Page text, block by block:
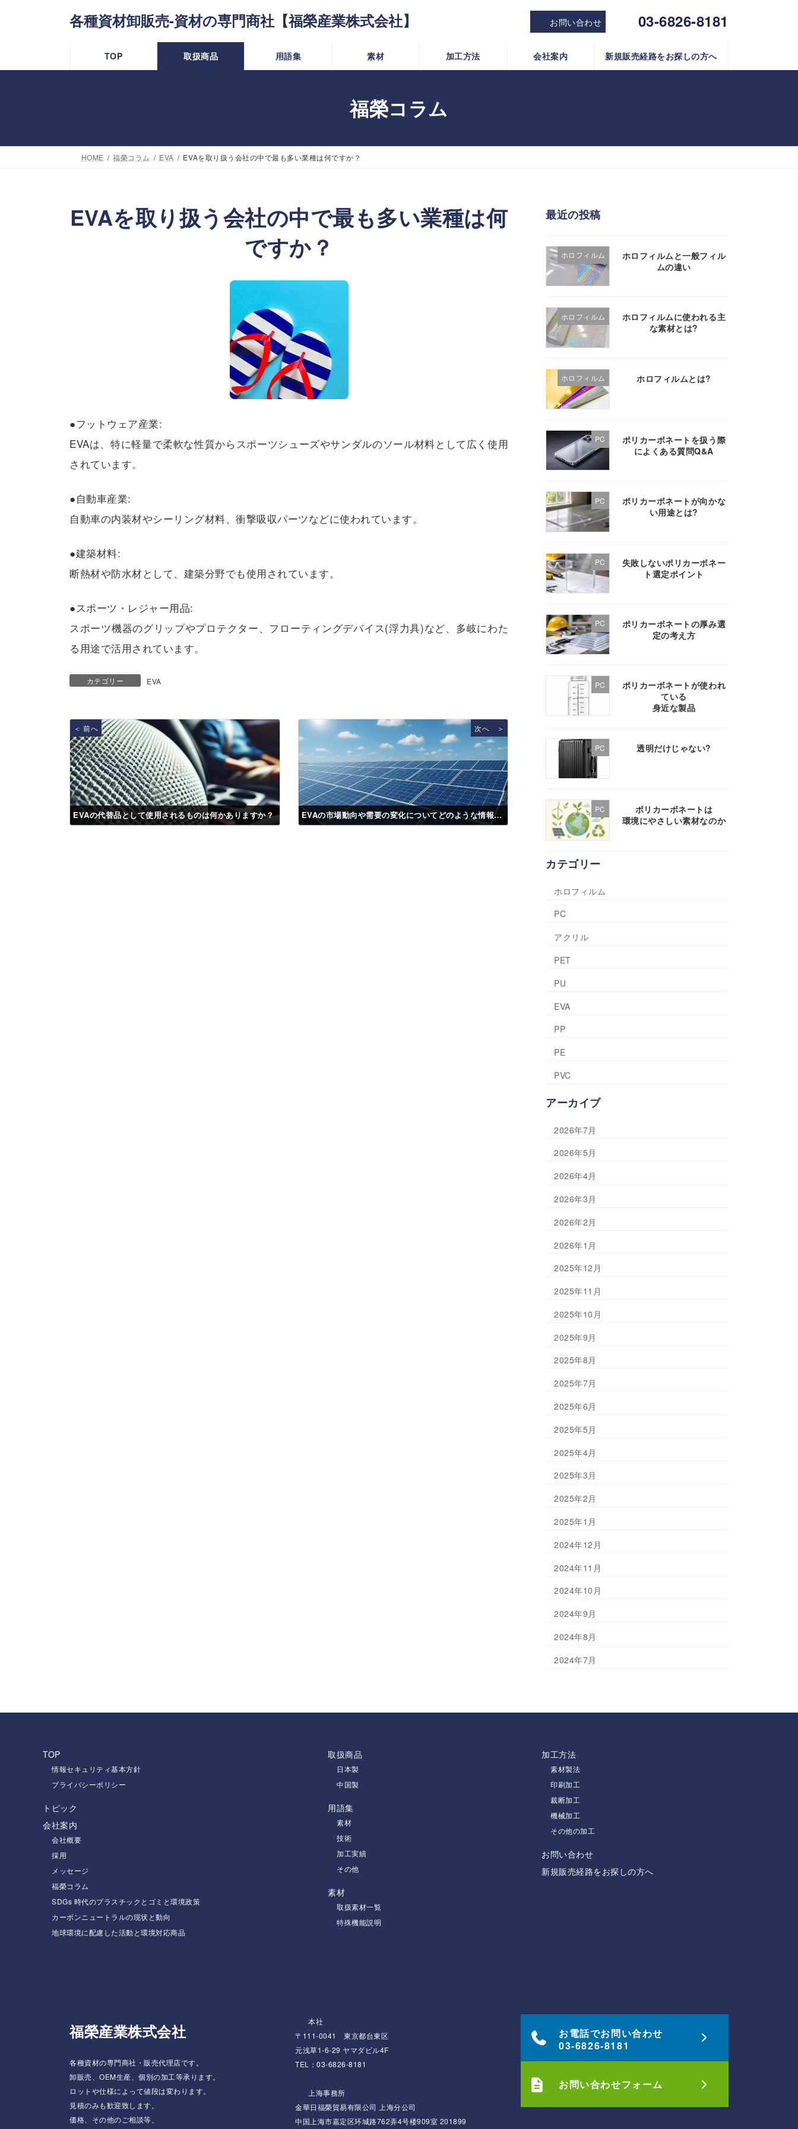
ン
キ
ー
に
各種資材卸販売-資材の専門商社【福榮産業株式会社】 お問い合わせ 03-6826-8181
TOP 取扱商品 用語集 素材 加工方法 会社案内 新規販売経路をお探しの方へ
福榮コラム
HOME 福榮コラム EVA EVAを取り扱う会社の中で最も多い業種は何ですか？
EVAを取り扱う会社の中で最も多い業種は何
ですか？
●フットウェア産業:
EVAは、特に軽量で柔軟な性質からスポーツシューズやサンダルのソール材料として広く使用
されています。
●自動車産業:
自動車の内装材やシーリング材料、衝撃吸収パーツなどに使われています。
●建築材料:
断熱材や防水材として、建築分野でも使用されています。
●スポーツ・レジャー用品:
スポーツ機器のグリップやプロテクター、フローティングデバイス(浮力具)など、多岐にわた
る用途で活用されています。
カテゴリー EVA
＜ 前へ
EVAの代替品として使用されるものは何かありますか？
次へ ＞
EVAの市場動向や需要の変化についてどのような情報がありますか？
最近の投稿
ホロフィルム
ホロフィルムと一般フィル
ムの違い
ホロフィルム
ホロフィルムに使われる主
な素材とは?
ホロフィルム ホロフィルムとは?
PC
ポリカーボネートを扱う際
によくある質問Q&A
PC
ポリカーボネートが向かな
い用途とは?
PC
失敗しないポリカーボネー
ト選定ポイント
PC
ポリカーボネートの厚み選
定の考え方
PC
ポリカーボネートが使われ
ている
身近な製品
PC 透明だけじゃない?
PC
ポリカーボネートは
環境にやさしい素材なのか
カテゴリー
ホロフィルム
PC
アクリル
PET
PU
EVA
PP
PE
PVC
アーカイブ
2026年7月
2026年5月
2026年4月
2026年3月
2026年2月
2026年1月
2025年12月
2025年11月
2025年10月
2025年9月
2025年8月
2025年7月
2025年6月
2025年5月
2025年4月
2025年3月
2025年2月
2025年1月
2024年12月
2024年11月
2024年10月
2024年9月
2024年8月
2024年7月
TOP
情報セキュリティ基本方針
プライバシーポリシー
トピック
会社案内
会社概要
採用
メッセージ
福榮コラム
SDGs 時代のプラスチックとゴミと環境政策
カーボンニュートラルの現状と動向
地球環境に配慮した活動と環境対応商品
取扱商品
日本製
中国製
用語集
素材
技術
加工実績
その他
素材
取扱素材一覧
特殊機能説明
加工方法
素材製法
印刷加工
裁断加工
機械加工
その他の加工
お問い合わせ
新規販売経路をお探しの方へ
福榮産業株式会社
各種資材の専門商社・販売代理店です。
卸販売、OEM生産、個別の加工等承ります。
ロットや仕様によって値段は変わります。
見積のみも歓迎致します。
価格、その他のご相談等、
本社
〒111-0041 東京都台東区
元浅草1-6-29 ヤマダビル4F
TEL：03-6826-8181
上海事務所
金華日福榮貿易有限公司 上海分公司
中国上海市嘉定区环城路762弄4号楼909室 201899
お電話でお問い合わせ
03-6826-8181
お問い合わせフォーム